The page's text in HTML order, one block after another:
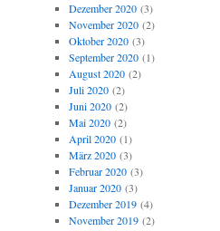
Dezember 2020(3)
November 2020(2)
Oktober 2020(3)
September 2020(1)
August 2020(2)
Juli 2020(2)
Juni 2020(2)
Mai 2020(2)
April 2020(1)
März 2020(3)
Februar 2020(3)
Januar 2020(3)
Dezember 2019(4)
November 2019(2)